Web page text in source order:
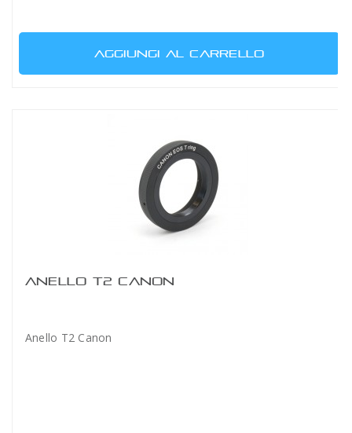
AGGIUNGI AL CARRELLO
ANELLO T2 CANON
Anello T2 Canon